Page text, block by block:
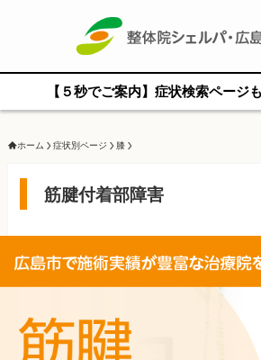
【５秒でご案内】症状検索ページ
ホーム 症状別ページ 膝
筋腱付着部障害